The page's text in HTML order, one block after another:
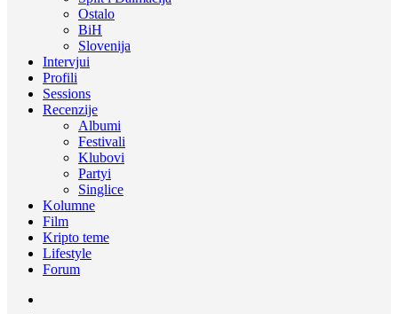
Ostalo
BiH
Slovenija
Intervjui
Profili
Sessions
Recenzije
Albumi
Festivali
Klubovi
Partyi
Singlice
Kolumne
Film
Kripto teme
Lifestyle
Forum